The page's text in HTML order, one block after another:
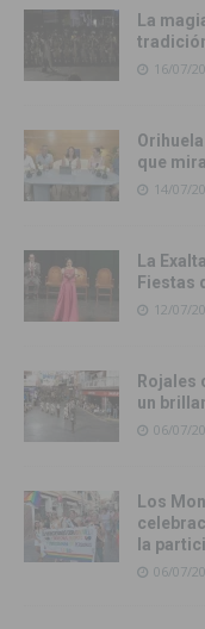
La
16/07/
que
14/07/
La
Fiestas
12/07/
Rojales
un
06/07/
Los
la
06/07/